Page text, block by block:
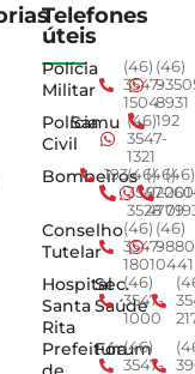
Telefones
úteis
Polícia
Militar
(46)
3547-
1504
(46)
8931
Polícia
Civil
Samu (46)
3547-
1321
192
Bombeiros
193(46)
3547-
3528
(46)
4779
(46)
Conselho
Tutelar
(46)
3547-
1801
(46)
0441
Hospital
Santa
Rita
Sec.
Saúde
(46)
3547-
1000
Prefeitura
Fórum
(46)
3547-